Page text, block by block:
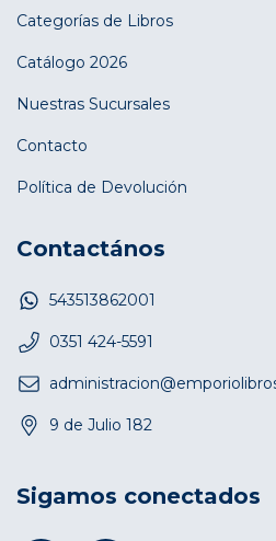
Categorías de Libros
Catálogo 2026
Nuestras Sucursales
Contacto
Política de Devolución
Contactános
543513862001
0351 424-5591
9 de Julio 182
Sigamos conectados